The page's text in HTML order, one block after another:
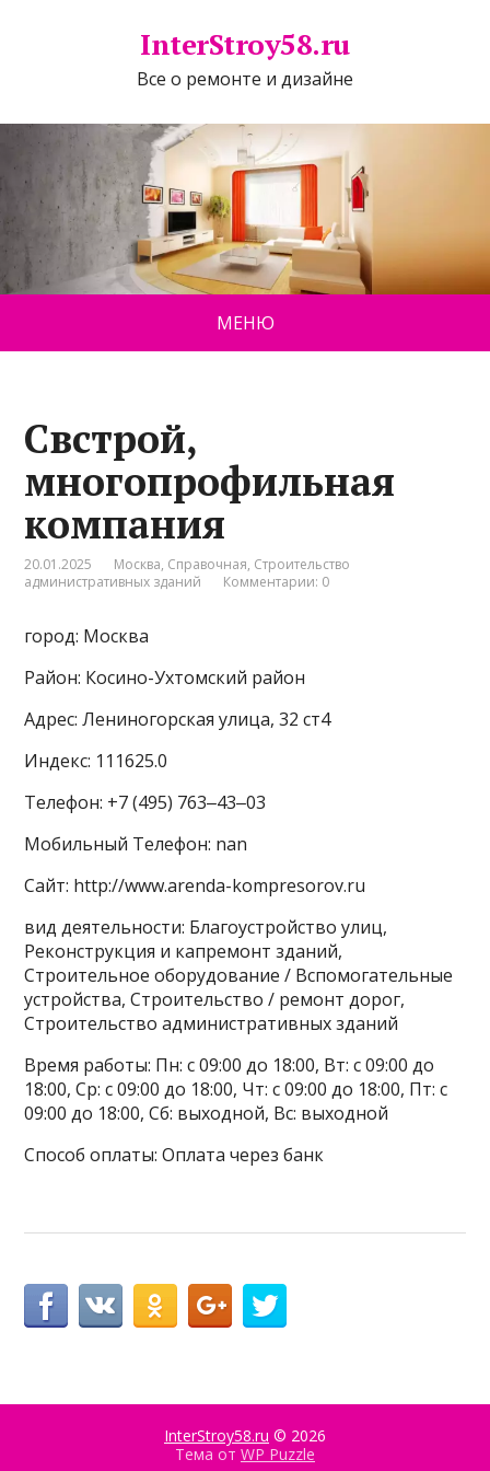
InterStroy58.ru
Все о ремонте и дизайне
МЕНЮ
Свстрой,
многопрофильная
компания
20.01.2025 Москва, Справочная, Строительство
административных зданий
Комментарии: 0
город: Москва
Район: Косино-Ухтомский район
Адрес: Лениногорская улица, 32 ст4
Индекс: 111625.0
Телефон: +7 (495) 763‒43‒03
Мобильный Телефон: nan
Сайт: http://www.arenda-kompresorov.ru
вид деятельности: Благоустройство улиц,
Реконструкция и капремонт зданий,
Строительное оборудование / Вспомогательные
устройства, Строительство / ремонт дорог,
Строительство административных зданий
Время работы: Пн: с 09:00 до 18:00, Вт: с 09:00 до
18:00, Ср: с 09:00 до 18:00, Чт: с 09:00 до 18:00, Пт: с
09:00 до 18:00, Сб: выходной, Вс: выходной
Способ оплаты: Оплата через банк
InterStroy58.ru © 2026
Тема от WP Puzzle